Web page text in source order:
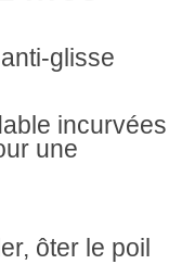
glisse
incurvées
une
ôter le poil